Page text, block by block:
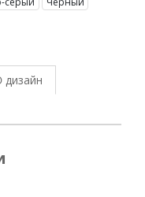
дизайн